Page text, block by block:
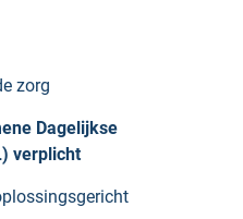
zorg
Dagelijkse
verplicht